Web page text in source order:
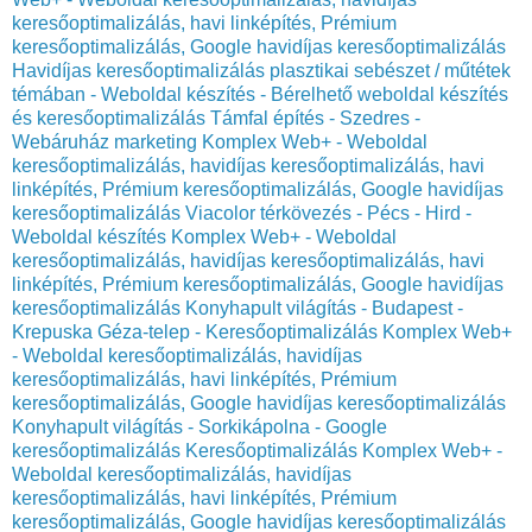
keresőoptimalizálás, havi linképítés, Prémium
keresőoptimalizálás, Google havidíjas keresőoptimalizálás
Havidíjas keresőoptimalizálás plasztikai sebészet / műtétek
témában - Weboldal készítés - Bérelhető weboldal készítés
és keresőoptimalizálás Támfal építés - Szedres -
Webáruház marketing Komplex Web+ - Weboldal
keresőoptimalizálás, havidíjas keresőoptimalizálás, havi
linképítés, Prémium keresőoptimalizálás, Google havidíjas
keresőoptimalizálás Viacolor térkövezés - Pécs - Hird -
Weboldal készítés Komplex Web+ - Weboldal
keresőoptimalizálás, havidíjas keresőoptimalizálás, havi
linképítés, Prémium keresőoptimalizálás, Google havidíjas
keresőoptimalizálás Konyhapult világítás - Budapest -
Krepuska Géza-telep - Keresőoptimalizálás Komplex Web+
- Weboldal keresőoptimalizálás, havidíjas
keresőoptimalizálás, havi linképítés, Prémium
keresőoptimalizálás, Google havidíjas keresőoptimalizálás
Konyhapult világítás - Sorkikápolna - Google
keresőoptimalizálás Keresőoptimalizálás Komplex Web+ -
Weboldal keresőoptimalizálás, havidíjas
keresőoptimalizálás, havi linképítés, Prémium
keresőoptimalizálás, Google havidíjas keresőoptimalizálás